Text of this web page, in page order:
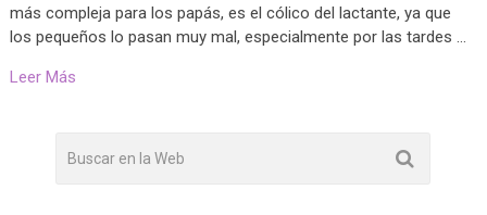
más compleja para los papás, es el cólico del lactante, ya que
los pequeños lo pasan muy mal, especialmente por las tardes …
Leer Más